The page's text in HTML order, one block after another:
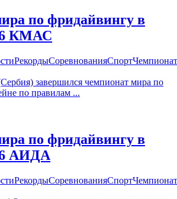
по фридайвингу в
КМАС
РекордыСоревнованияСпортЧемпионат
завершился чемпионат мира по
по правилам ...
по фридайвингу в
АИДА
РекордыСоревнованияСпортЧемпионат